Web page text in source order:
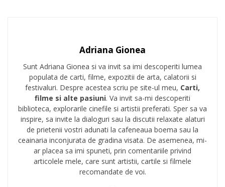
Adriana Gionea
Sunt Adriana Gionea si va invit sa imi descoperiti lumea
populata de carti, filme, expozitii de arta, calatorii si
festivaluri. Despre acestea scriu pe site-ul meu, Carti,
filme si alte pasiuni. Va invit sa-mi descoperiti
biblioteca, explorarile cinefile si artistii preferati. Sper sa va
inspire, sa invite la dialoguri sau la discutii relaxate alaturi
de prietenii vostri adunati la cafeneaua boema sau la
ceainaria inconjurata de gradina visata. De asemenea, mi-
ar placea sa imi spuneti, prin comentariile privind
articolele mele, care sunt artistii, cartile si filmele
recomandate de voi.